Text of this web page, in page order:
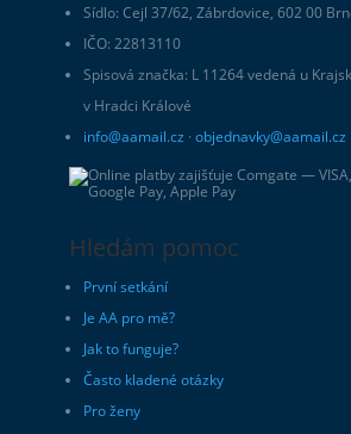
Sídlo: Cejl 37/62, Zábrdovice, 602 00
IČO: 22813110
Spisová značka: L 11264 vedená u
v Hradci Králové
info@aamail.cz · objednavky@aamail.cz
Hledám pomoc
První setkání
Je AA pro mě?
Jak to funguje?
Často kladené otázky
Pro ženy